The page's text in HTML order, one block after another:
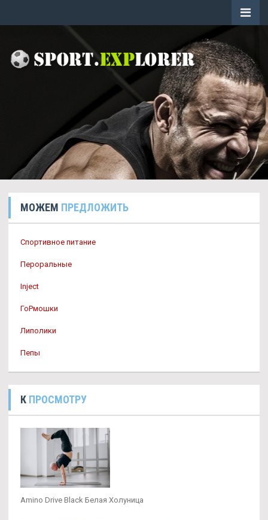
МОЖЕМ ПРЕДЛОЖИТЬ
Спортивное питание
Пероральные
Inject
ГоРмошки
Липолики
Пепы
К ПРОСМОТРУ
Amino Drive Black Белая Холуница